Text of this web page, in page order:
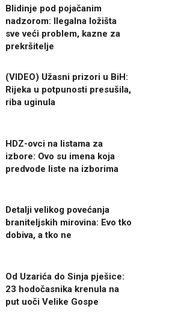
Blidinje pod pojačanim
nadzorom: Ilegalna ložišta
sve veći problem, kazne za
prekršitelje
(VIDEO) Užasni prizori u BiH:
Rijeka u potpunosti presušila,
riba uginula
HDZ-ovci na listama za
izbore: Ovo su imena koja
predvode liste na izborima
Detalji velikog povećanja
braniteljskih mirovina: Evo tko
dobiva, a tko ne
Od Uzarića do Sinja pješice:
23 hodočasnika krenula na
put uoči Velike Gospe